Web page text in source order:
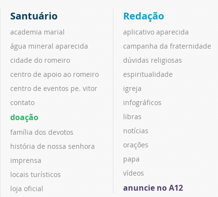
Santuário
academia marial
água mineral aparecida
cidade do romeiro
centro de apoio ao romeiro
centro de eventos pe. vitor
contato
doação
família dos devotos
história de nossa senhora
imprensa
locais turísticos
loja oficial
Redação
aplicativo aparecida
campanha da fraternidade
dúvidas religiosas
espiritualidade
igreja
infográficos
libras
notícias
orações
papa
vídeos
anuncie no A12